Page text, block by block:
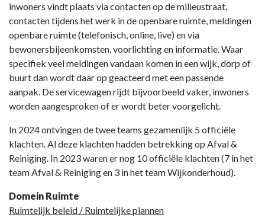
inwoners vindt plaats via contacten op de milieustraat,
contacten tijdens het werk in de openbare ruimte, meldingen
openbare ruimte (telefonisch, online, live) en via
bewonersbijeenkomsten, voorlichting en informatie. Waar
specifiek veel meldingen vandaan komen in een wijk, dorp of
buurt dan wordt daar op geacteerd met een passende
aanpak. De servicewagen rijdt bijvoorbeeld vaker, inwoners
worden aangesproken of er wordt beter voorgelicht.
In 2024 ontvingen de twee teams gezamenlijk 5 officiële
klachten. Al deze klachten hadden betrekking op Afval &
Reiniging. In 2023 waren er nog 10 officiële klachten (7 in het
team Afval & Reiniging en 3 in het team Wijkonderhoud).
Domein Ruimte
Ruimtelijk beleid / Ruimtelijke plannen